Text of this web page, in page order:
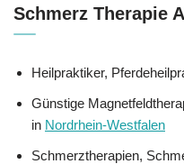
Schmerz Therapie
Heilpraktiker,
Günstige
in Nordrhein-Westfalen
Schmerztherapien,